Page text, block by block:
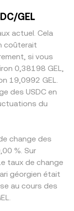
GEL
actuel. Cela
coûterait
si vous
0,38198 GEL,
19,0992 GEL.
des USDC en
du
change des
%. Sur
taux de change
géorgien était
au cours des